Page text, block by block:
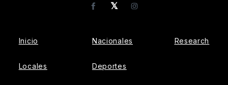
𝕏
FacebookInstagram
Inicio
Locales
Nacionales
Deportes
Research